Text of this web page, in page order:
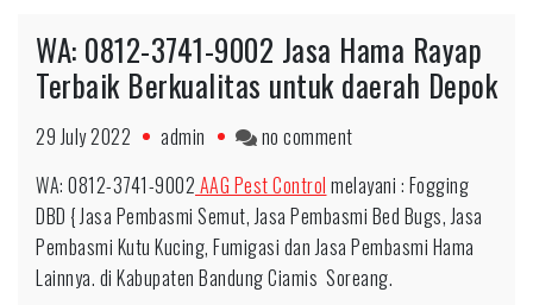
WA: 0812-3741-9002 Jasa Hama Rayap
Terbaik Berkualitas untuk daerah Depok
29 July 2022 admin no commenton
0812-
3741-
9002
Jasa
WA: 0812-3741-9002 AAG Pest Control melayani : Fogging
DBD { Jasa Pembasmi Semut, Jasa Pembasmi Bed Bugs, Jasa
Pembasmi Kutu Kucing, Fumigasi dan Jasa Pembasmi Hama
Lainnya. di Kabupaten Bandung Ciamis Soreang.